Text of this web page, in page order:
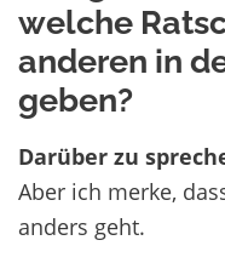
welche
anderen in
geben?
Darüber zu
Aber ich merke,
anders geht.